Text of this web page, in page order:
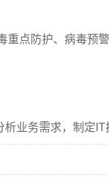
点防护、病毒预
业务需求，制定IT